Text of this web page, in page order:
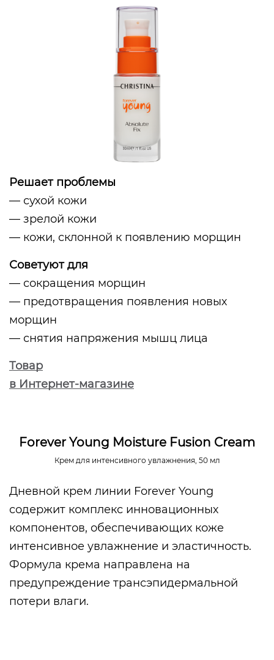
Решает проблемы
— сухой кожи
— зрелой кожи
— кожи, склонной к появлению морщин
Советуют для
— сокращения морщин
— предотвращения появления новых
морщин
— снятия напряжения мышц лица
Товар
в Интернет-магазине
Forever Young Moisture Fusion Cream
Крем для интенсивного увлажнения, 50 мл
Дневной крем линии Forever Young
содержит комплекс инновационных
компонентов, обеспечивающих коже
интенсивное увлажнение и эластичность.
Формула крема направлена на
предупреждение трансэпидермальной
потери влаги.